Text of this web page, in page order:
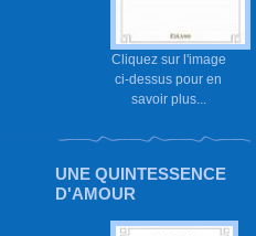
Cliquez sur l'image
ci-dessus pour en
savoir plus...
UNE QUINTESSENCE
D'AMOUR